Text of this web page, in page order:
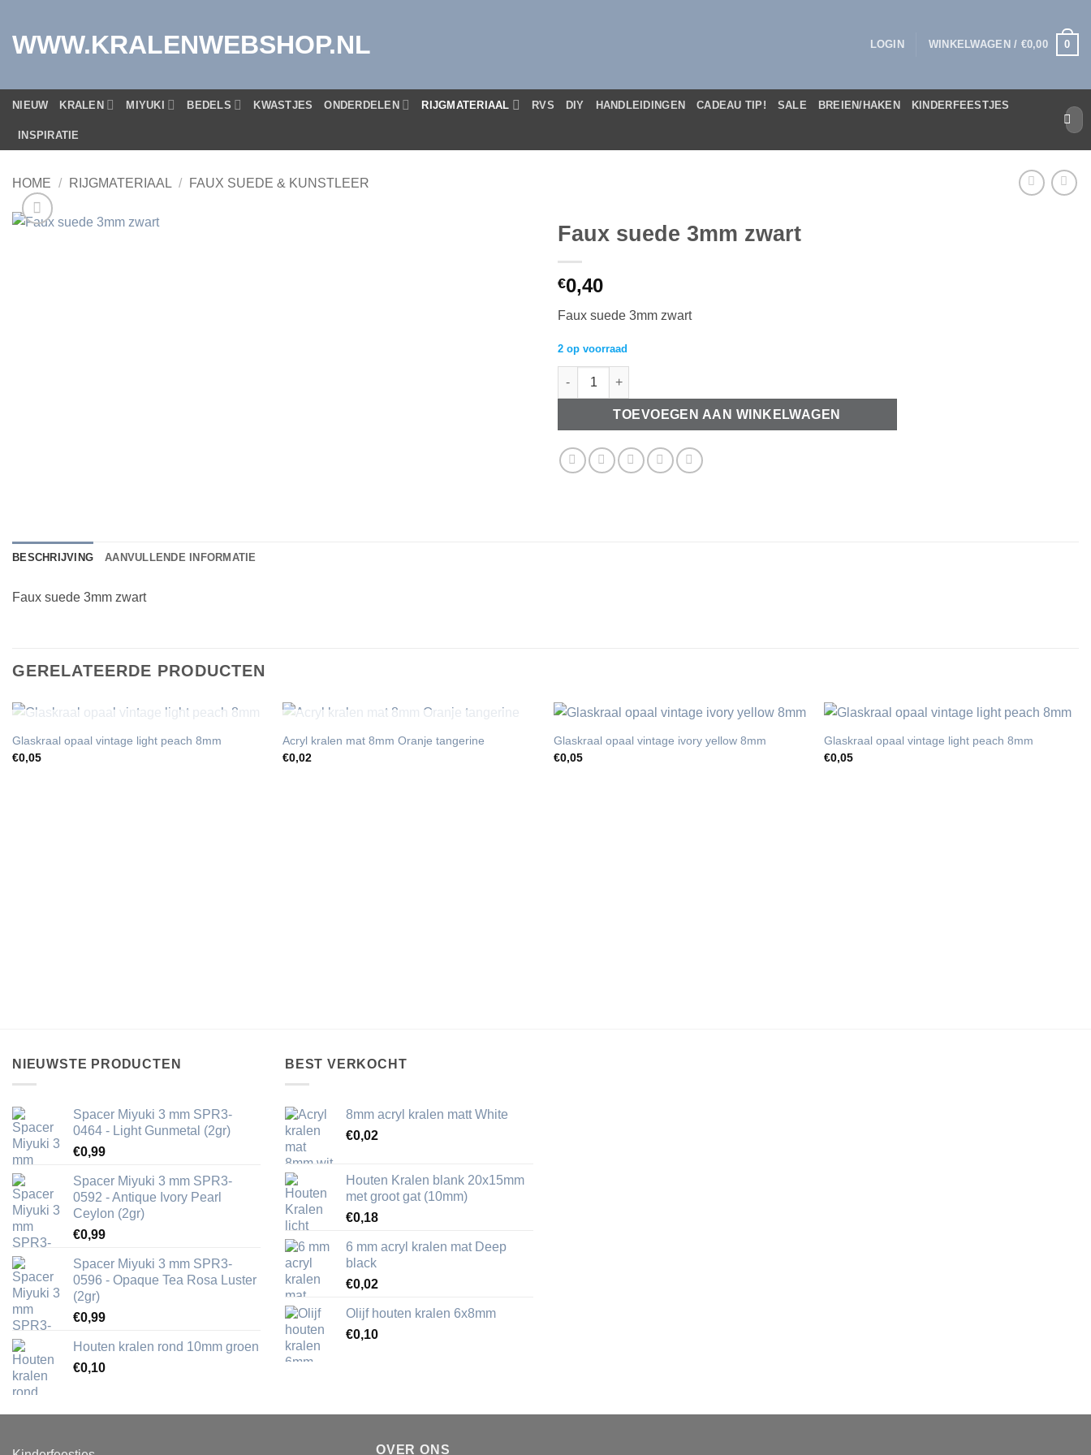
inhoud
WWW.KRALENWEBSHOP.NL LOGIN WINKELWAGEN / €0,00 0
NIEUW KRALEN MIYUKI BEDELS KWASTJES ONDERDELEN RIJGMATERIAAL RVS DIY HANDLEIDINGEN CADEAU TIP! SALE BREIEN/HAKEN KINDERFEESTJES
INSPIRATIE
naar:
HOME / RIJGMATERIAAL / FAUX SUEDE & KUNSTLEER
Faux suede 3mm zwart
€0,40
Faux suede 3mm zwart
2 op voorraad
Faux suede 3mm zwart aantal
TOEVOEGEN AAN WINKELWAGEN
BESCHRIJVING AANVULLENDE INFORMATIE
Faux suede 3mm zwart
GERELATEERDE PRODUCTEN
UITVERKOCHT
Glaskraal opaal vintage light peach 8mm
€0,05
UITVERKOCHT
Acryl kralen mat 8mm Oranje tangerine
€0,02
Glaskraal opaal vintage ivory yellow 8mm
€0,05
Glaskraal opaal vintage light peach 8mm
€0,05
NIEUWSTE PRODUCTEN
Spacer Miyuki 3 mm SPR3-
0464 - Light Gunmetal (2gr)
€0,99
Spacer Miyuki 3 mm SPR3-
0592 - Antique Ivory Pearl
Ceylon (2gr)
€0,99
Spacer Miyuki 3 mm SPR3-
0596 - Opaque Tea Rosa Luster
(2gr)
€0,99
Houten kralen rond 10mm groen
€0,10
BEST VERKOCHT
8mm acryl kralen matt White
€0,02
Houten Kralen blank 20x15mm
met groot gat (10mm)
€0,18
6 mm acryl kralen mat Deep
black
€0,02
Olijf houten kralen 6x8mm
€0,10
OVER ONS